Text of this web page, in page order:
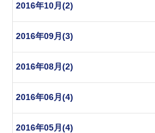
2016年10月(2)
2016年09月(3)
2016年08月(2)
2016年06月(4)
2016年05月(4)